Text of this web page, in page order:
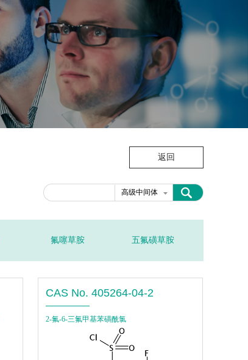
返回
高级中间体
氟噻草胺 五氟磺草胺
CAS No. 405264-04-2
2-氟-6-三氟甲基苯磺酰氯